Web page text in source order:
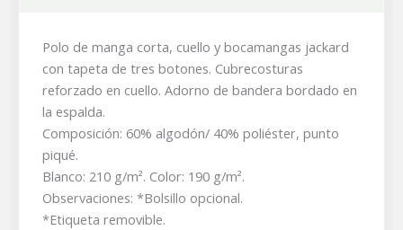
Polo de manga corta, cuello y bocamangas jackard
con tapeta de tres botones. Cubrecosturas
reforzado en cuello. Adorno de bandera bordado en
la espalda.
Composición: 60% algodón/ 40% poliéster, punto
piqué.
Blanco: 210 g/m². Color: 190 g/m².
Observaciones: *Bolsillo opcional.
*Etiqueta removible.